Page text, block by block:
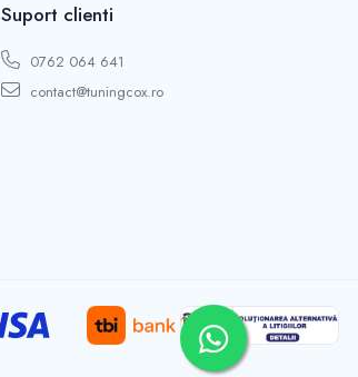
Suport clienti
0762 064 641
contact@tuningcox.ro